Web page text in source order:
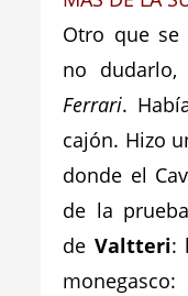
Otro que se
no dudarlo,
Ferrari.
cajón. Hizo
donde el
de la
de Valtteri: